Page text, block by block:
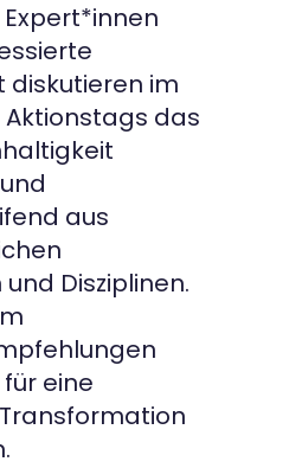
diskutieren im
das
aus
Disziplinen.
eine